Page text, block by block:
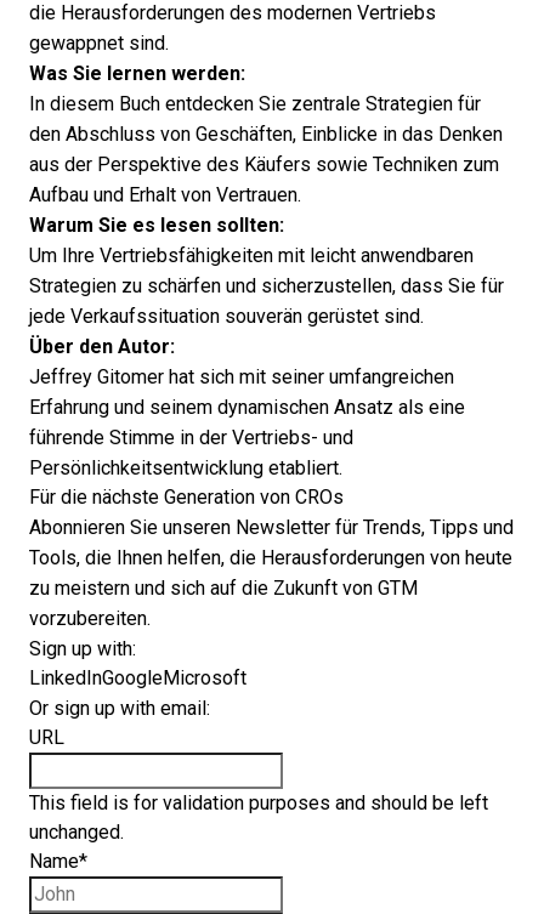
die Herausforderungen des modernen Vertriebs
gewappnet sind.
Was Sie lernen werden:
In diesem Buch entdecken Sie zentrale Strategien für
den Abschluss von Geschäften, Einblicke in das Denken
aus der Perspektive des Käufers sowie Techniken zum
Aufbau und Erhalt von Vertrauen.
Warum Sie es lesen sollten:
Um Ihre Vertriebsfähigkeiten mit leicht anwendbaren
Strategien zu schärfen und sicherzustellen, dass Sie für
jede Verkaufssituation souverän gerüstet sind.
Über den Autor:
Jeffrey Gitomer hat sich mit seiner umfangreichen
Erfahrung und seinem dynamischen Ansatz als eine
führende Stimme in der Vertriebs- und
Persönlichkeitsentwicklung etabliert.
Für die nächste Generation von CROs
Abonnieren Sie unseren Newsletter für Trends, Tipps und
Tools, die Ihnen helfen, die Herausforderungen von heute
zu meistern und sich auf die Zukunft von GTM
vorzubereiten.
Sign up with:
LinkedInGoogleMicrosoft
Or sign up with email:
URL
This field is for validation purposes and should be left
unchanged.
Name*